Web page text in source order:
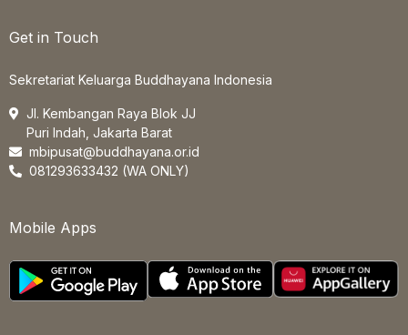
Get in Touch
Sekretariat Keluarga Buddhayana Indonesia
Jl. Kembangan Raya Blok JJ
Puri Indah, Jakarta Barat
mbipusat@buddhayana.or.id
081293633432 (WA ONLY)
Mobile Apps